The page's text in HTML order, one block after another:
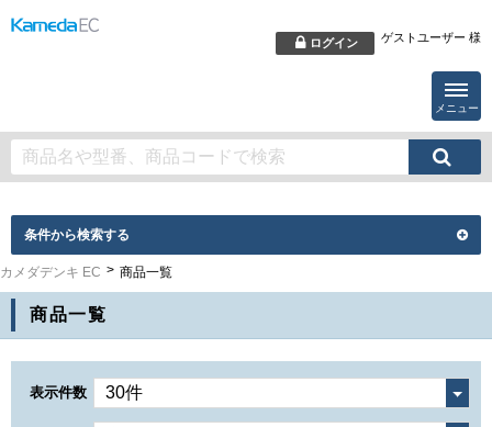
ログイン ゲストユーザー 様
メニュー
条件から検索する
カメダデンキ EC 商品一覧
商品一覧
表示件数